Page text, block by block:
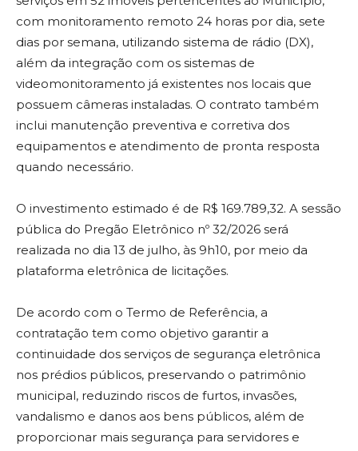
com monitoramento remoto 24 horas por dia, sete
dias por semana, utilizando sistema de rádio (DX),
além da integração com os sistemas de
videomonitoramento já existentes nos locais que
possuem câmeras instaladas. O contrato também
inclui manutenção preventiva e corretiva dos
equipamentos e atendimento de pronta resposta
quando necessário.
O investimento estimado é de R$ 169.789,32. A sessão
pública do Pregão Eletrônico nº 32/2026 será
realizada no dia 13 de julho, às 9h10, por meio da
plataforma eletrônica de licitações.
De acordo com o Termo de Referência, a
contratação tem como objetivo garantir a
continuidade dos serviços de segurança eletrônica
nos prédios públicos, preservando o patrimônio
municipal, reduzindo riscos de furtos, invasões,
vandalismo e danos aos bens públicos, além de
proporcionar mais segurança para servidores e